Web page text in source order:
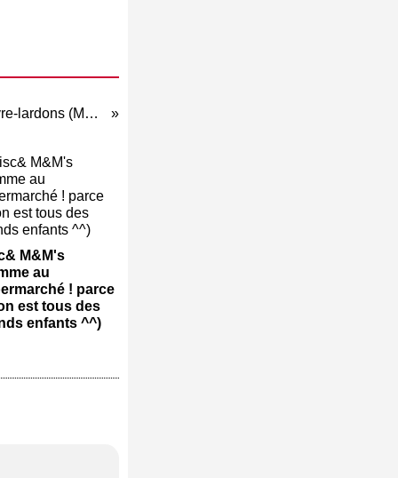
Fougasse chèvre-lardons (MAP)
M&M's
au
! parce
est tous des
enfants ^^)